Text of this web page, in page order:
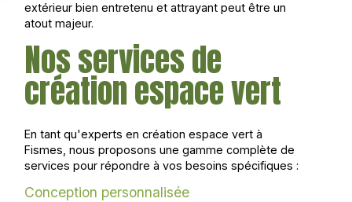
extérieur bien entretenu et attrayant peut être un
atout majeur.
Nos services de
création espace vert
En tant qu'experts en création espace vert à
Fismes, nous proposons une gamme complète de
services pour répondre à vos besoins spécifiques :
Conception personnalisée